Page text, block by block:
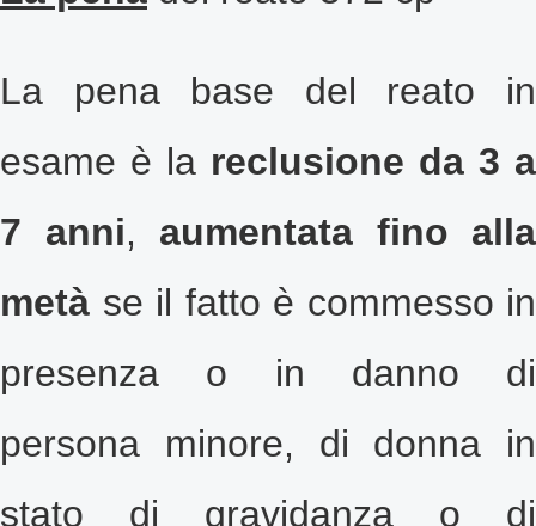
La pena base del reato in
esame è la reclusione da 3 a
7 anni, aumentata fino alla
metà se il fatto è commesso in
presenza o in danno di
persona minore, di donna in
stato di gravidanza o di